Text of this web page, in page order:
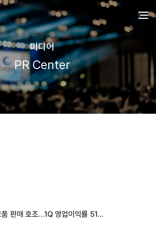
미디어
PR Center
클래시스, 국내외 소모품 판매 호조…1Q 영업이익률 51%